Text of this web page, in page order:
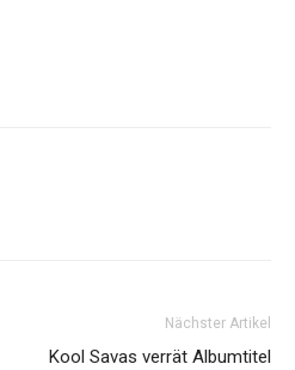
Nächster Artikel
Kool Savas verrät Albumtitel